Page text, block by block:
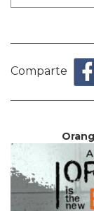
Comparte